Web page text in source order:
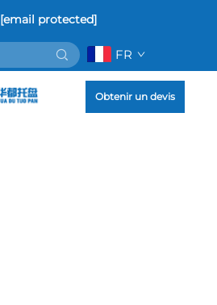
[email protected]
FR
Obtenir un devis